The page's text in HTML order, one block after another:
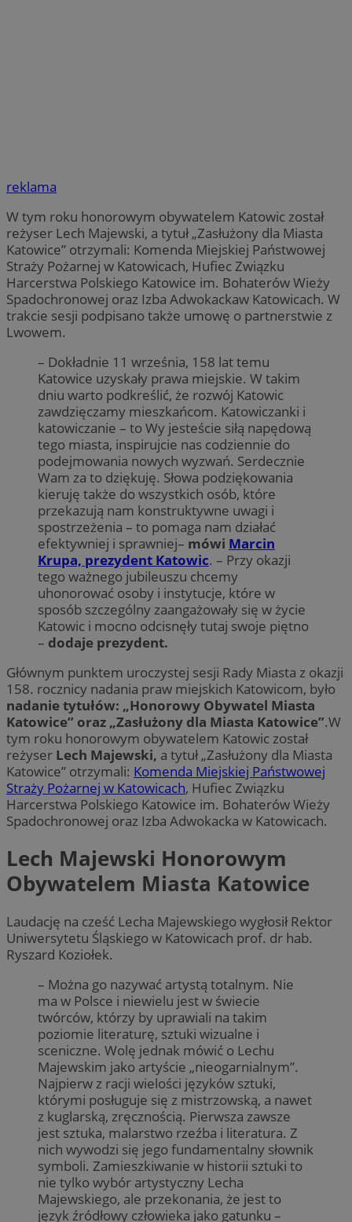
reklama
W tym roku honorowym obywatelem Katowic został
reżyser Lech Majewski, a tytuł „Zasłużony dla Miasta
Katowice” otrzymali: Komenda Miejskiej Państwowej
Straży Pożarnej w Katowicach, Hufiec Związku
Harcerstwa Polskiego Katowice im. Bohaterów Wieży
Spadochronowej oraz Izba Adwokackaw Katowicach. W
trakcie sesji podpisano także umowę o partnerstwie z
Lwowem.
– Dokładnie 11 września, 158 lat temu
Katowice uzyskały prawa miejskie. W takim
dniu warto podkreślić, że rozwój Katowic
zawdzięczamy mieszkańcom. Katowiczanki i
katowiczanie – to Wy jesteście siłą napędową
tego miasta, inspirujcie nas codziennie do
podejmowania nowych wyzwań. Serdecznie
Wam za to dziękuję. Słowa podziękowania
kieruję także do wszystkich osób, które
przekazują nam konstruktywne uwagi i
spostrzeżenia – to pomaga nam działać
efektywniej i sprawniej– mówi Marcin
Krupa, prezydent Katowic. – Przy okazji
tego ważnego jubileuszu chcemy
uhonorować osoby i instytucje, które w
sposób szczególny zaangażowały się w życie
Katowic i mocno odcisnęły tutaj swoje piętno
– dodaje prezydent.
Głównym punktem uroczystej sesji Rady Miasta z okazji
158. rocznicy nadania praw miejskich Katowicom, było
nadanie tytułów: „Honorowy Obywatel Miasta
Katowice” oraz „Zasłużony dla Miasta Katowice”.W
tym roku honorowym obywatelem Katowic został
reżyser Lech Majewski, a tytuł „Zasłużony dla Miasta
Katowice” otrzymali: Komenda Miejskiej Państwowej
Straży Pożarnej w Katowicach, Hufiec Związku
Harcerstwa Polskiego Katowice im. Bohaterów Wieży
Spadochronowej oraz Izba Adwokacka w Katowicach.
Lech Majewski Honorowym
Obywatelem Miasta Katowice
Laudację na cześć Lecha Majewskiego wygłosił Rektor
Uniwersytetu Śląskiego w Katowicach prof. dr hab.
Ryszard Koziołek.
– Można go nazywać artystą totalnym. Nie
ma w Polsce i niewielu jest w świecie
twórców, którzy by uprawiali na takim
poziomie literaturę, sztuki wizualne i
sceniczne. Wolę jednak mówić o Lechu
Majewskim jako artyście „nieogarnialnym”.
Najpierw z racji wielości języków sztuki,
którymi posługuje się z mistrzowską, a nawet
z kuglarską, zręcznością. Pierwsza zawsze
jest sztuka, malarstwo rzeźba i literatura. Z
nich wywodzi się jego fundamentalny słownik
symboli. Zamieszkiwanie w historii sztuki to
nie tylko wybór artystyczny Lecha
Majewskiego, ale przekonania, że jest to
język źródłowy człowieka jako gatunku –